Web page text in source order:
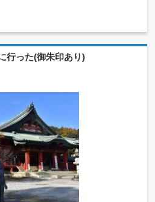
行った(御朱印あり)